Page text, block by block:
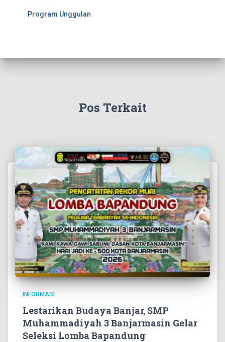
Program Unggulan
Pos Terkait
INFORMASI
Lestarikan Budaya Banjar, SMP
Muhammadiyah 3 Banjarmasin Gelar
Seleksi Lomba Bapandung